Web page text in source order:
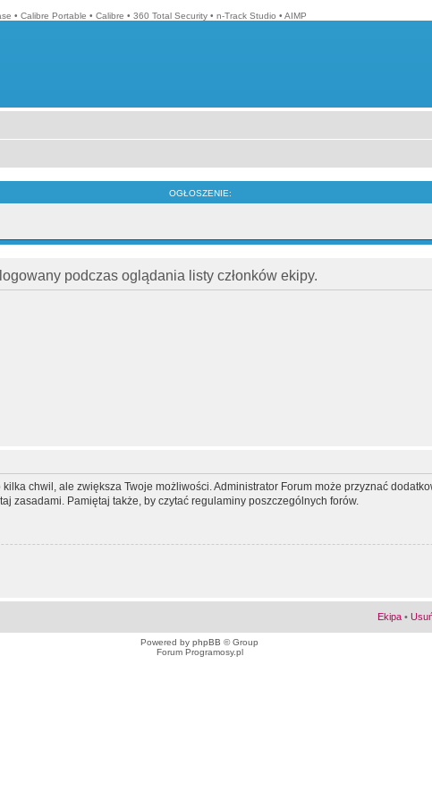
• Calibre Portable • Calibre • 360 Total Security • n-Track Studio • AIMP
OGŁOSZENIE:
podczas oglądania listy członków ekipy.
chwil, ale zwiększa Twoje możliwości. Administrator Forum może przyznać
zasadami. Pamiętaj także, by czytać regulaminy poszczególnych forów.
Ekipa •
Powered by phpBB © Group
Forum Programosy.pl